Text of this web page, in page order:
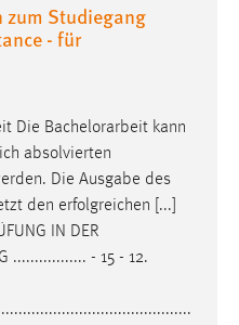
zum Studiegang
- für
Die Bachelorarbeit kann
absolvierten
Die Ausgabe des
den erfolgreichen [...]
IN DER
................. - 15 - 12.